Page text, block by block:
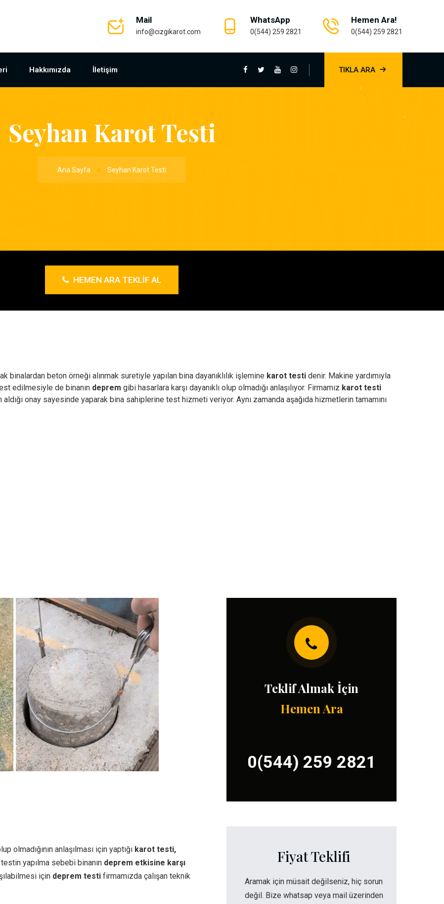
Mail
info@cizgikarot.com
WhatsApp
0(544) 259 2821
Hemen Ara!
0(544) 259 2821
Hakkımızda İletişim TIKLA ARA
Seyhan Karot Testi
Ana Sayfa Seyhan Karot Testi
HEMEN ARA TEKLIF AL
binalardan beton örneği alınmak suretiyle yapılan bina dayanıklılık işlemine karot testi denir. Makine yardımıyla
edilmesiyle de binanın deprem gibi hasarlara karşı dayanıklı olup olmadığı anlaşılıyor. Firmamız karot testi
aldığı onay sayesinde yaparak bina sahiplerine test hizmeti veriyor. Aynı zamanda aşağıda hizmetlerin tamamını
olmadığının anlaşılması için yaptığı karot testi,
yapılma sebebi binanın deprem etkisine karşı
için deprem testi firmamızda çalışan teknik
Teklif Almak İçin
Hemen Ara
0(544) 259 2821
Fiyat Teklifi
Aramak için müsait değilseniz, hiç sorun
değil. Bize whatsap veya mail üzerinden